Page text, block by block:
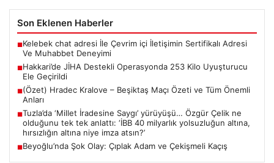
Son Eklenen Haberler
■Kelebek chat adresi İle Çevrim içi İletişimin Sertifikalı Adresi
Ve Muhabbet Deneyimi
■Hakkari’de JİHA Destekli Operasyonda 253 Kilo Uyuşturucu
Ele Geçirildi
■(Özet) Hradec Kralove – Beşiktaş Maçı Özeti ve Tüm Önemli
Anları
■Tuzla’da ‘Millet İradesine Saygı’ yürüyüşü… Özgür Çelik ne
olduğunu tek tek anlattı: ‘İBB 40 milyarlık yolsuzluğun altına,
hırsızlığın altına niye imza atsın?’
■Beyoğlu’nda Şok Olay: Çıplak Adam ve Çekişmeli Kaçış